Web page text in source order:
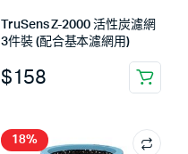
TruSens Z-2000 活性炭濾網
3件裝 (配合基本濾網用)
$158
18%